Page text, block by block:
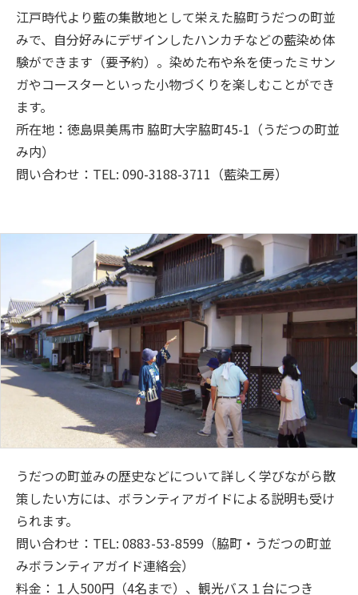
江戸時代より藍の集散地として栄えた脇町うだつの町並
みで、自分好みにデザインしたハンカチなどの藍染め体
験ができます（要予約）。染めた布や糸を使ったミサン
ガやコースターといった小物づくりを楽しむことができ
ます。
所在地：徳島県美馬市 脇町大字脇町45-1（うだつの町並
み内）
問い合わせ：TEL: 090-3188-3711（藍染工房）
うだつの町並みの歴史などについて詳しく学びながら散
策したい方には、ボランティアガイドによる説明も受け
られます。
問い合わせ：TEL: 0883-53-8599（脇町・うだつの町並
みボランティアガイド連絡会）
料金：１人500円（4名まで）、観光バス１台につき